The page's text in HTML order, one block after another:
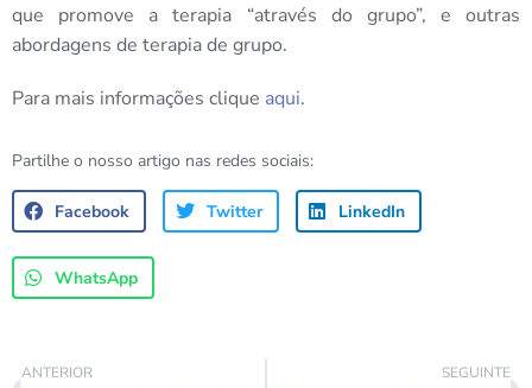
que promove a terapia “através do grupo”, e outras
abordagens de terapia de grupo.
Para mais informações clique aqui.
Partilhe o nosso artigo nas redes sociais:
Facebook Twitter LinkedIn
WhatsApp
ANTERIOR SEGUINTE